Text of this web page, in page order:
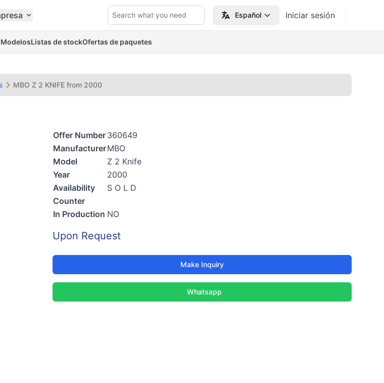
Search what you need Español Iniciar sesión
ModelosListas de stockOfertas de paquetes
MBO Z 2 KNIFE from 2000
Offer Number 360649
ManufacturerMBO
Model
Z 2 Knife
Year
2000
Availability
S O L D
Counter
In Production NO
Upon Request
Make Inquiry
Whatsapp